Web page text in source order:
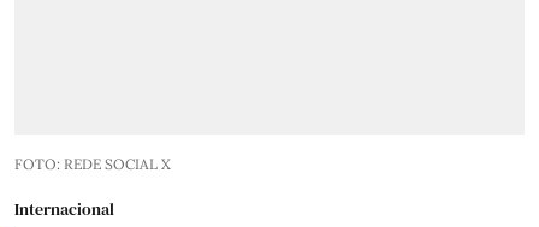
FOTO: REDE SOCIAL X
Internacional